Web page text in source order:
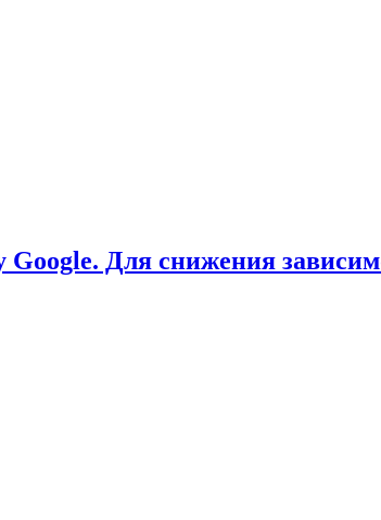
Google. Для снижения